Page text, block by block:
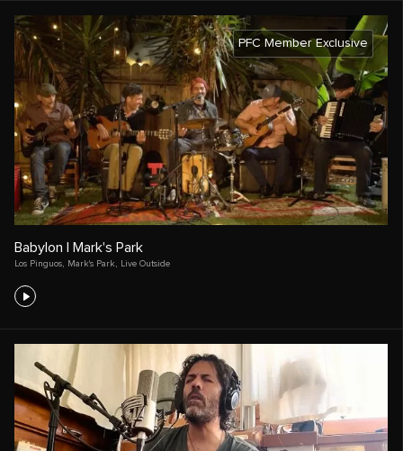
PFC Member Exclusive
Babylon | Mark's Park
Los Pinguos, Mark's Park , Live Outside